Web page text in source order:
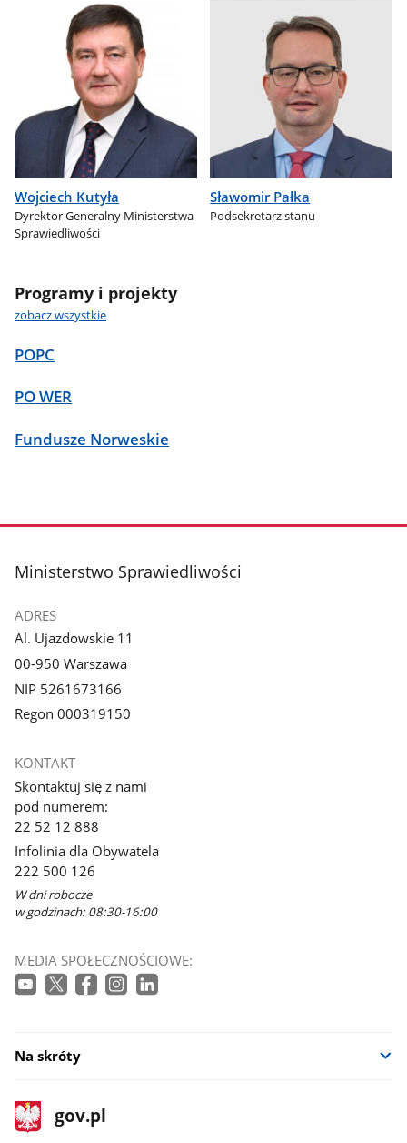
Wojciech Kutyła
Dyrektor Generalny Ministerstwa
Sprawiedliwości
Sławomir Pałka
Podsekretarz stanu
Programy i projekty
zobacz wszystkie
POPC
PO WER
Fundusze Norweskie
stopka
Ministerstwo Sprawiedliwości
ADRES
Al. Ujazdowskie 11
00-950 Warszawa
NIP 5261673166
Regon 000319150
KONTAKT
Skontaktuj się z nami
pod numerem:
22 52 12 888
Infolinia dla Obywatela
222 500 126
W dni robocze
w godzinach: 08:30-16:00
MEDIA SPOŁECZNOŚCIOWE:
Na skróty
stopka
gov.pl
Strona
gov.pl